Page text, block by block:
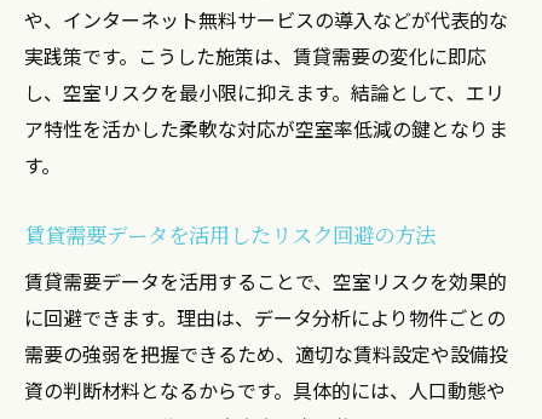
や、インターネット無料サービスの導入などが代表的な
実践策です。こうした施策は、賃貸需要の変化に即応
し、空室リスクを最小限に抑えます。結論として、エリ
ア特性を活かした柔軟な対応が空室率低減の鍵となりま
す。
賃貸需要データを活用したリスク回避の方法
賃貸需要データを活用することで、空室リスクを効果的
に回避できます。理由は、データ分析により物件ごとの
需要の強弱を把握できるため、適切な賃料設定や設備投
資の判断材料となるからです。具体的には、人口動態や